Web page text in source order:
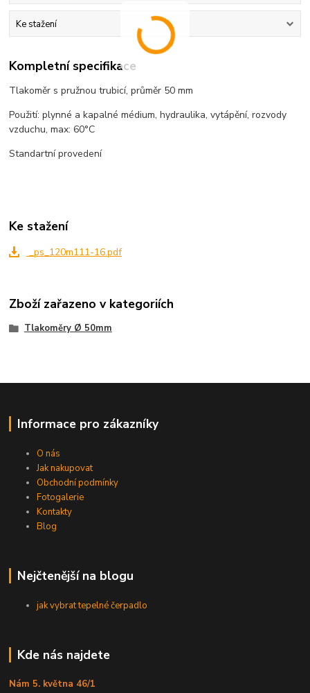
Ke stažení
Kompletní specifikace
Tlakoměr s pružnou trubicí, průměr 50 mm
Použití: plynné a kapalné médium, hydraulika, vytápění, rozvody
vzduchu, max: 60°C
Standartní provedení
Ke stažení
_ps_120m111-16.pdf
Zboží zařazeno v kategoriích
Tlakoměry Ø 50mm
Informace pro zákazníky
O nás
Jak nakupovat
Obchodní podmínky
Fotogalerie
Kontakty
Blog
Nejčtenější na blogu
jak vybrat tepelné čerpadlo
Kde nás najdete
Nám 5. května 46/1